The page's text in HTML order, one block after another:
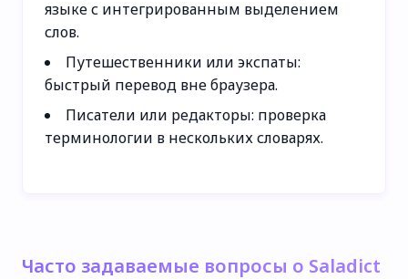
языке с интегрированным выделением
слов.
Путешественники или экспаты:
быстрый перевод вне браузера.
Писатели или редакторы: проверка
терминологии в нескольких словарях.
Часто задаваемые вопросы о Saladict